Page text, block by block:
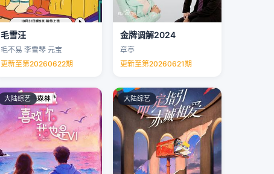
毛雪汪
毛不易 李雪琴 元宝
更新至第20260622期
金牌调解2024
章亭
更新至第20260621期
大陆综艺 大陆综艺